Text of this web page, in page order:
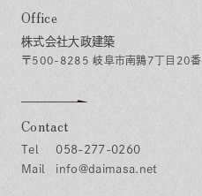
Office
株式会社大政建築
〒500-8285 岐阜市南鶉7丁目20番
Contact
058-277-0260
info@daimasa.net